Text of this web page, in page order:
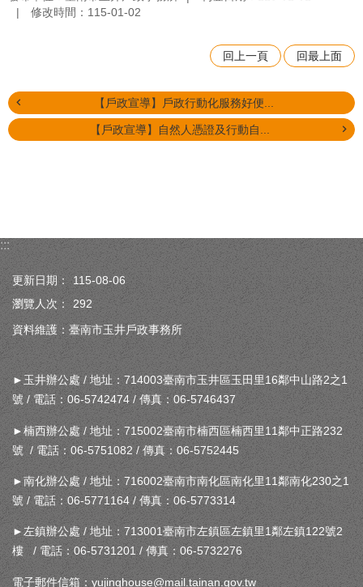
修改時間：115-01-02
回上一頁 回最上面
【戶政宣導】戶政行動化服務好便...
【戶政宣導】自然人憑證及行動自...
:::
更新日期：
115-08-06
瀏覽人次：
292
資料維護：臺南市玉井戶政事務所
►玉井辦公處 / 地址：714003臺南市玉井區玉田里16鄰中山路2之1
號 / 電話：06-5742474 / 傳真：06-5746437
►楠西辦公處 / 地址：715002臺南市楠西區楠西里11鄰中正路232
號 / 電話：06-5751082 / 傳真：06-5752445
►南化辦公處 / 地址：716002臺南市南化區南化里11鄰南化230之1
號 / 電話：06-5771164 / 傳真：06-5773314
►左鎮辦公處 / 地址：713001臺南市左鎮區左鎮里1鄰左鎮122號2
樓 / 電話：06-5731201 / 傳真：06-5732276
電子郵件信箱：yujinghouse@mail.tainan.gov.tw